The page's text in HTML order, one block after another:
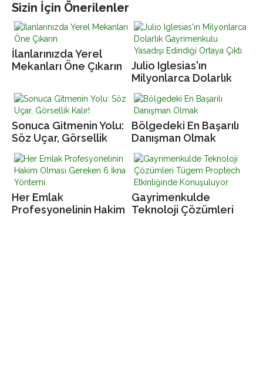
Sizin İçin Önerilenler
İlanlarınızda Yerel
Mekanları Öne Çıkarın
Julio Iglesias'ın
Milyonlarca Dolarlık
Gayrimenkulu Yasadışı
Edindiği Ortaya Çıktı
Sonuca Gitmenin Yolu:
Söz Uçar, Görsellik
Kalır!
Bölgedeki En Başarılı
Danışman Olmak
Her Emlak
Profesyonelinin Hakim
Gayrimenkulde
Teknoloji Çözümleri